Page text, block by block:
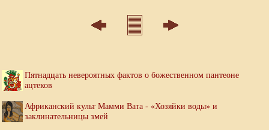
Пятнадцать невероятных фактов о божественном пантеоне
ацтеков
Африканский культ Мамми Вата - «Хозяйки воды» и
заклинательницы змей